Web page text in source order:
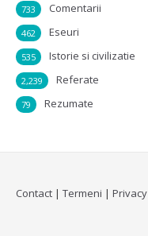
Comentarii
733
Eseuri
462
Istorie si civilizatie
535
Referate
2,239
Rezumate
79
Contact | Termeni | Privacy